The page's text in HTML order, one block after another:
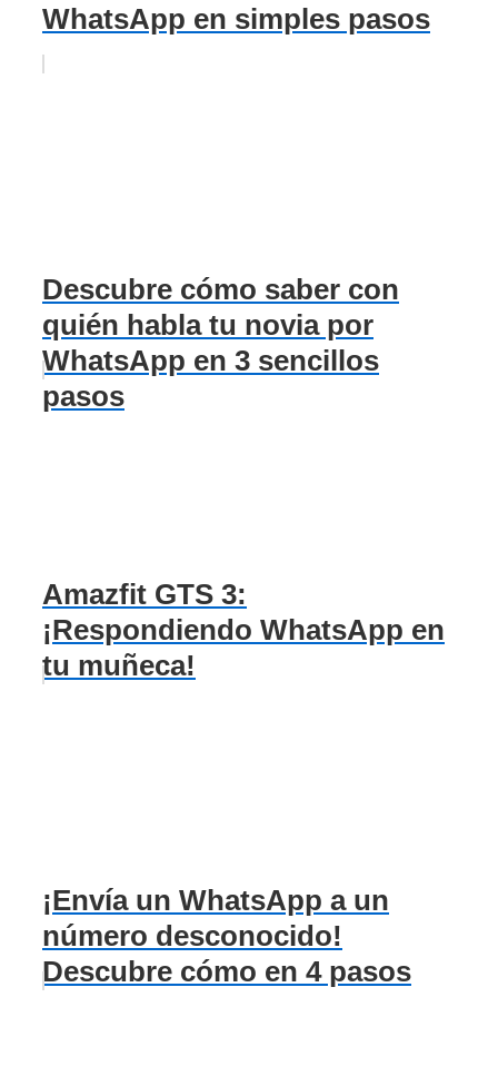
WhatsApp en simples pasos
Descubre cómo saber con
quién habla tu novia por
WhatsApp en 3 sencillos
pasos
Amazfit GTS 3:
¡Respondiendo WhatsApp en
tu muñeca!
¡Envía un WhatsApp a un
número desconocido!
Descubre cómo en 4 pasos